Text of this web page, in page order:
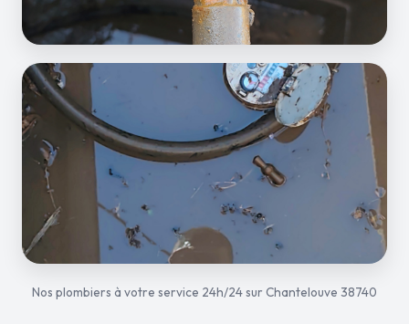
Nos plombiers à votre service 24h/24 sur Chantelouve 38740